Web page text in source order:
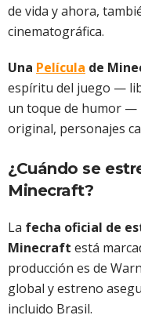
de vida y ahora,
cinematográfica.
Una Película de
espíritu del juego —
un toque de humor —
original, personajes
¿Cuándo se
Minecraft?
La fecha oficial de
Minecraft está
producción es de
global y estreno
incluido Brasil.